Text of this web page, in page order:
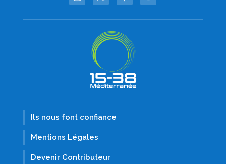
Ils nous font confiance
Mentions Légales
Devenir Contributeur